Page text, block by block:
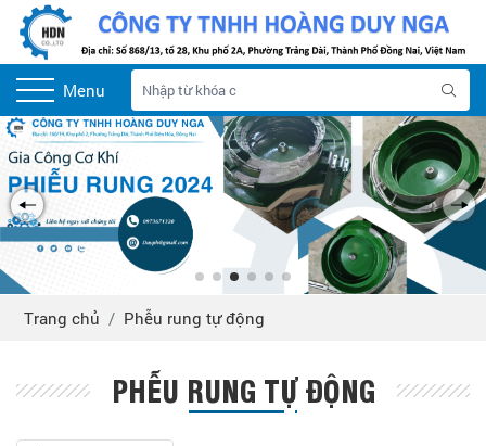
Menu
Trang chủ Phễu rung tự động
PHỄU RUNG TỰ ĐỘNG